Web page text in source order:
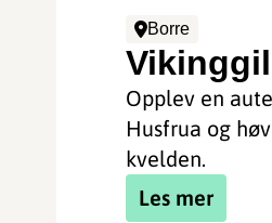
Borre
Opplev en
Husfrua og
kvelden.
Les mer